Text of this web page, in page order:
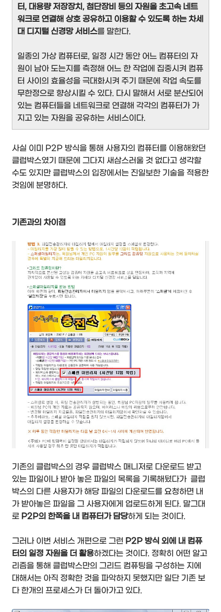
터, 대용량 저장장치, 첨단장비 등의 자원을 초고속 네트
워크로 연결해 상호 공유하고 이용할 수 있도록 하는 차세
대 디지털 신경망 서비스를 말한다.
일종의 가상 컴퓨터로, 일정 시간 동안 어느 컴퓨터의 자
원이 남아 도는지를 측정해 어느 한 작업에 집중시켜 컴퓨
터 사이의 효율성을 극대화시켜 주기 때문에 작업 속도를
무한정으로 향상시킬 수 있다. 다시 말해서 서로 분산되어
있는 컴퓨터들을 네트워크로 연결해 각각의 컴퓨터가 가
지고 있는 자원을 공유하는 서비스이다.
사실 이미 P2P 방식을 통해 사용자의 컴퓨터를 이용해왔던
클럽박스였기 때문에 그다지 새삼스러울 것 없다고 생각할
수도 있지만 클럽박스의 입장에서는 진일보한 기술을 적용한
것임에 분명하다.
기존과의 차이점
기존의 클럽박스의 경우 클럽박스 매니저로 다운로드 받고
있는 파일이나 받아 놓은 파일의 목록을 기록해뒀다가 클럽
박스의 다른 사용자가 해당 파일의 다운로드를 요청하면 내
가 받아놓은 파일을 그 사용자에게 업로드하게 된다. 말그대
로 P2P의 한쪽을 내 컴퓨터가 담당하게 되는 것이다.
그러나 이번 서비스 개편으로 그런 P2P 방식 외에 내 컴퓨
터의 일정 자원을 더 활용하겠다는 것이다. 정확히 어떤 알고
리즘을 통해 클럽박스만의 그리드 컴퓨팅을 구성하는 지에
대해서는 아직 정확한 것을 파악하지 못했지만 일단 기존 보
다 한개의 프로세스가 더 돌아가고 있다.